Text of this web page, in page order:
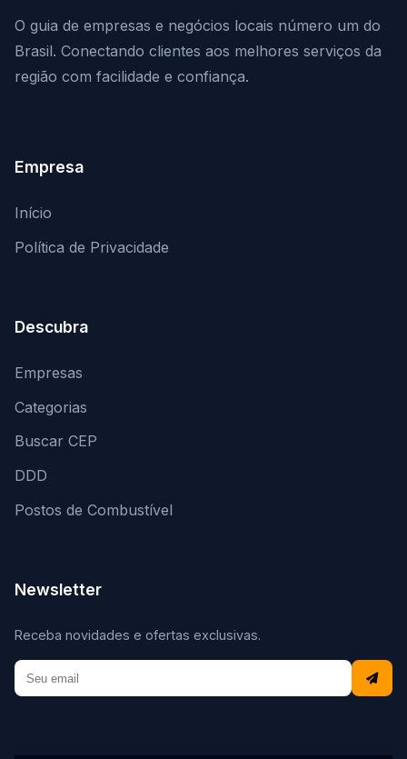
O guia de empresas e negócios locais número um do
Brasil. Conectando clientes aos melhores serviços da
região com facilidade e confiança.
Empresa
Início
Política de Privacidade
Descubra
Empresas
Categorias
Buscar CEP
DDD
Postos de Combustível
Newsletter
Receba novidades e ofertas exclusivas.